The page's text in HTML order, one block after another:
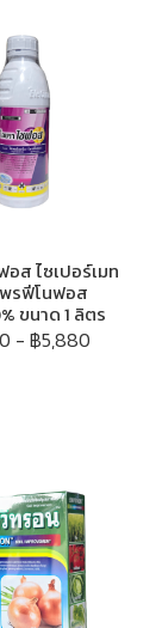
อส ไซเปอร์เมท
รฟีโนฟอส
ขนาด 1 ลิตร
- ฿5,880